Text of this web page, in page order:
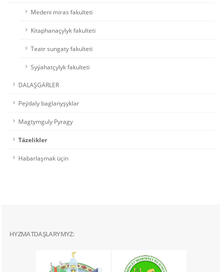
Medeni miras fakulteti
Kitaphanaçylyk fakulteti
Teatr sungaty fakulteti
Syýahatçylyk fakulteti
DALAŞGÄRLER
Peýdaly baglanyşyklar
Magtymguly Pyragy
Täzelikler
Habarlaşmak üçin
HYZMATDAŞLARYMYZ: